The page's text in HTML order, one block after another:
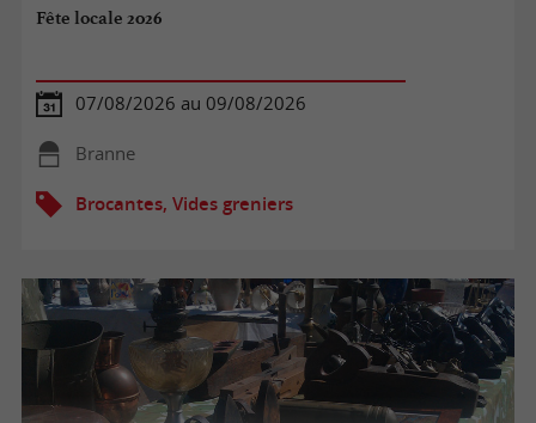
Fête locale 2026
07/08/2026 au 09/08/2026
Branne
Brocantes, Vides greniers